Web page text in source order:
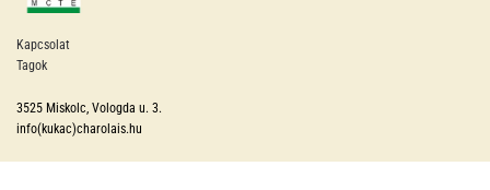
Kapcsolat
Tagok
3525 Miskolc, Vologda u. 3.
info(kukac)charolais.hu